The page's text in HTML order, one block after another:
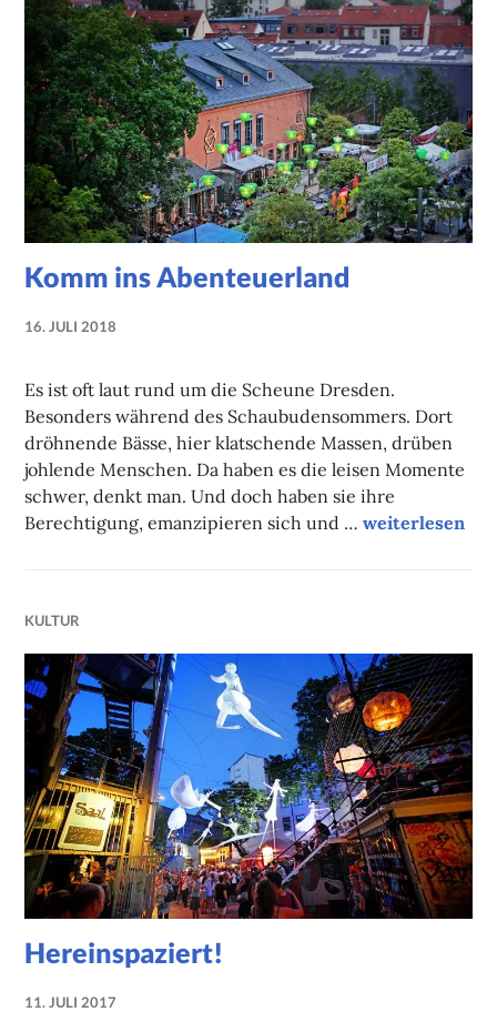
Komm ins Abenteuerland
16. JULI 2018
Es ist oft laut rund um die Scheune Dresden.
Besonders während des Schaubudensommers. Dort
dröhnende Bässe, hier klatschende Massen, drüben
johlende Menschen. Da haben es die leisen Momente
schwer, denkt man. Und doch haben sie ihre
Berechtigung, emanzipieren sich und …Komm ins
weiterlesen
KULTUR
Hereinspaziert!
11. JULI 2017